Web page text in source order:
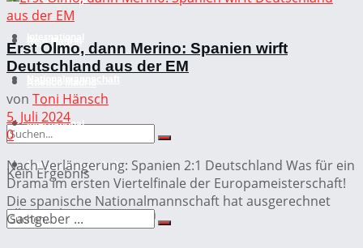
Kein Ergebnis
Alle Ergebnisse anzeigen
Real Madrid
International
Nationalmannschaft
Erst Olmo, dann Merino: Spanien wirft
Deutschland aus der EM
von Toni Hänsch
5. Juli 2024
0
Nach Verlängerung: Spanien 2:1 Deutschland Was für ein
Drama im ersten Viertelfinale der Europameisterschaft!
Die spanische Nationalmannschaft hat ausgerechnet
Gastgeber ...